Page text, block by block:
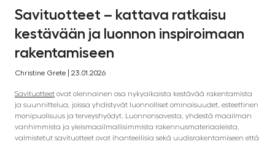
Savituotteet – kattava ratkaisu
kestävään ja luonnon inspiroimaan
rakentamiseen
Christine Grete | 23.01.2026
Savituotteet ovat olennainen osa nykyaikaista kestävää rakentamista
ja suunnittelua, joissa yhdistyvät luonnolliset ominaisuudet, esteettinen
monipuolisuus ja terveyshyödyt. Luonnonsavesta, yhdestä maailman
vanhimmista ja yleismaailmallisimmista rakennusmateriaaleista,
valmistetut savituotteet ovat ihanteellisia sekä uudisrakentamiseen että